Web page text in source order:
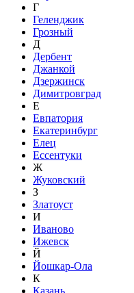
Г
Геленджик
Грозный
Д
Дербент
Джанкой
Дзержинск
Димитровград
Е
Евпатория
Екатеринбург
Елец
Ессентуки
Ж
Жуковский
З
Златоуст
И
Иваново
Ижевск
Й
Йошкар-Ола
К
Казань